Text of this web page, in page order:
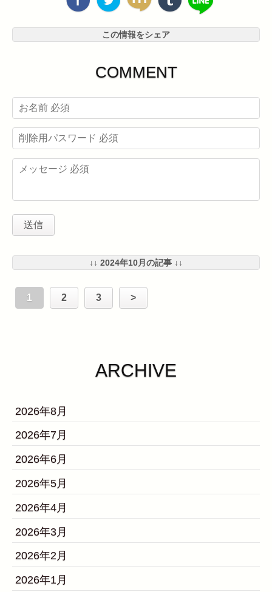
この情報をシェア
COMMENT
↓↓ 2024年10月の記事 ↓↓
1 2 3 >
ARCHIVE
2026年8月
2026年7月
2026年6月
2026年5月
2026年4月
2026年3月
2026年2月
2026年1月